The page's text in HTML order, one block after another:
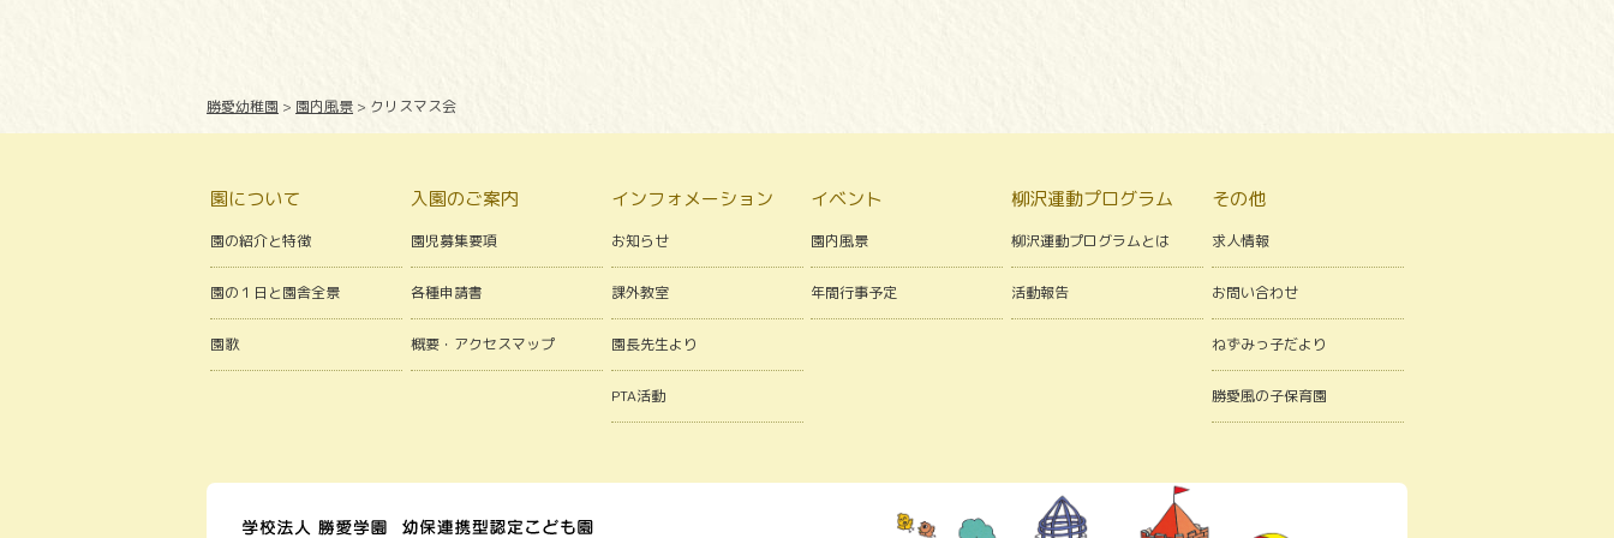
勝愛幼稚園 > 園内風景 > クリスマス会
園について
園の紹介と特徴
園の１日と園舎全景
園歌
入園のご案内
園児募集要項
各種申請書
概要・アクセスマップ
インフォメーション
お知らせ
課外教室
園長先生より
PTA活動
イベント
園内風景
年間行事予定
柳沢運動プログラム
柳沢運動プログラムとは
活動報告
その他
求人情報
お問い合わせ
ねずみっ子だより
勝愛風の子保育園